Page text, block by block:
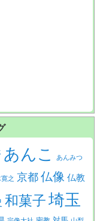
あんこ あんみつ
之 京都仏像 仏教
和菓子埼玉